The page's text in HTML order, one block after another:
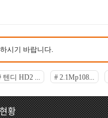
텐디 HD2 ... # 2.1Mp108...
황